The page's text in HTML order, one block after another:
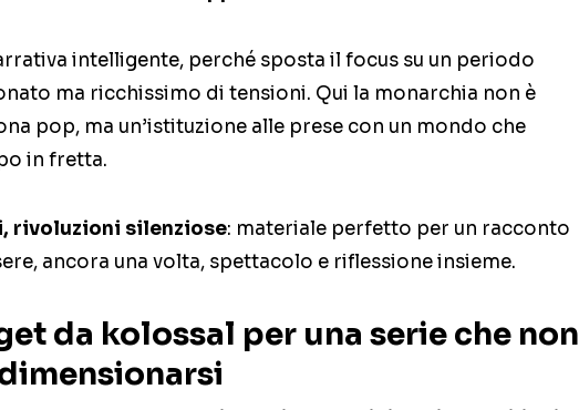
intelligente, perché sposta il focus su un periodo
ma ricchissimo di tensioni. Qui la monarchia non è
pop, ma un’istituzione alle prese con un mondo che
in fretta.
rivoluzioni silenziose: materiale perfetto per un racconto
ancora una volta, spettacolo e riflessione insieme.
da kolossal per una serie che non